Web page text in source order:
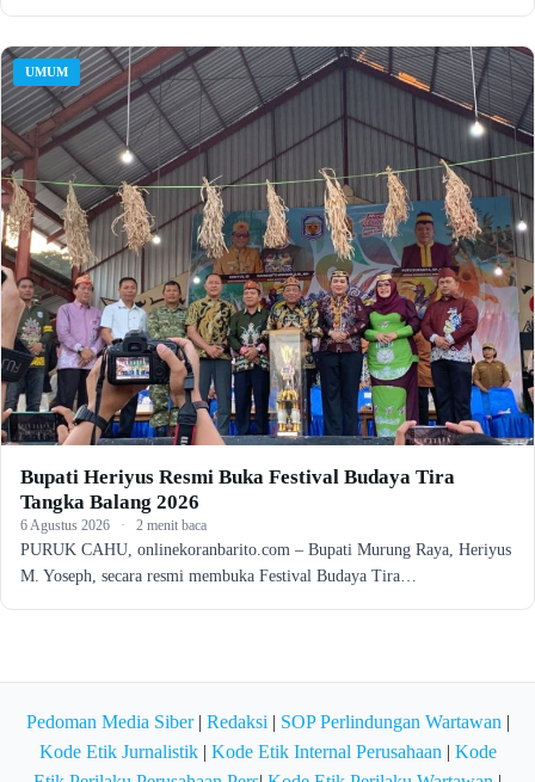
UMUM
Bupati Heriyus Resmi Buka Festival Budaya Tira
Tangka Balang 2026
6 Agustus 2026 · 2 menit baca
PURUK CAHU, onlinekoranbarito.com – Bupati Murung Raya, Heriyus
M. Yoseph, secara resmi membuka Festival Budaya Tira…
Pedoman Media Siber| Redaksi | SOP Perlindungan Wartawan |
Kode Etik Jurnalistik| Kode Etik Internal Perusahaan | Kode